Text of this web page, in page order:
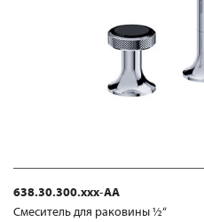
638.30.300.xxx-AA
Смеситель для раковины ½“